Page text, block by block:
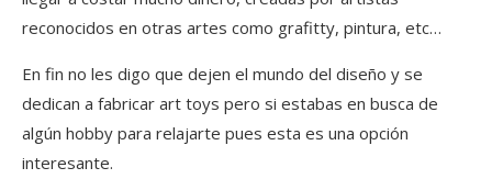
reconocidos en otras artes como grafitty, pintura, etc…
En fin no les digo que dejen el mundo del diseño y se
dedican a fabricar art toys pero si estabas en busca de
algún hobby para relajarte pues esta es una opción
interesante.